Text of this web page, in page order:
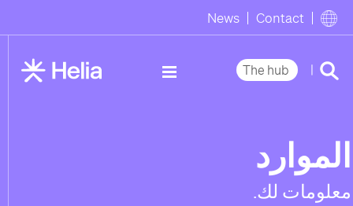
News Contact
The hub |
الموارد
معلومات لك.